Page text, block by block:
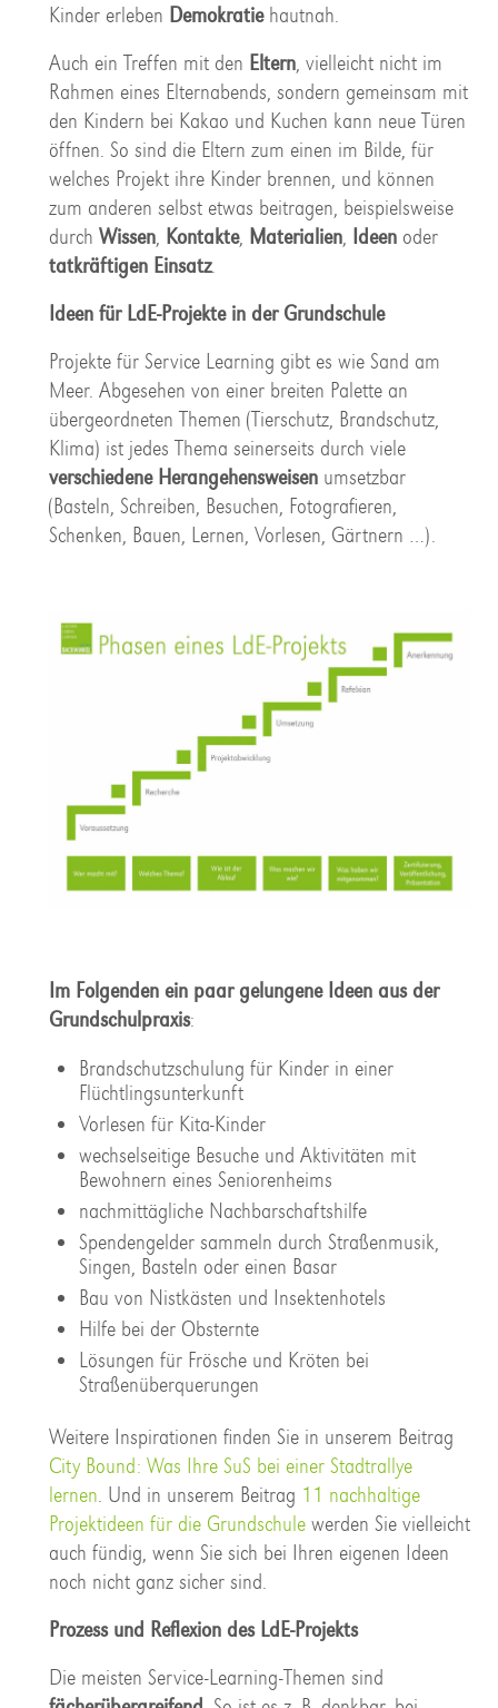
Kinder erleben Demokratiehautnah.
Auch ein Treffen mit den Eltern, vielleicht nicht im
Rahmen eines Elternabends, sondern gemeinsam mit
den Kindern bei Kakao und Kuchen kann neue Türen
öffnen. So sind die Eltern zum einen im Bilde, für
welches Projekt ihre Kinder brennen, und können
zum anderen selbst etwas beitragen, beispielsweise
durch Wissen, Kontakte, Materialien, Ideenoder
tatkräftigen Einsatz.
Ideen für LdE-Projekte in der Grundschule
Projekte für Service Learning gibt es wie Sand am
Meer. Abgesehen von einer breiten Palette an
übergeordneten Themen (Tierschutz, Brandschutz,
Klima) ist jedes Thema seinerseits durch viele
verschiedene Herangehensweisenumsetzbar
(Basteln, Schreiben, Besuchen, Fotografieren,
Schenken, Bauen, Lernen, Vorlesen, Gärtnern …).
Im Folgenden ein paar gelungene Ideen aus der
Grundschulpraxis:
Brandschutzschulung für Kinder in einer
Flüchtlingsunterkunft
Vorlesen für Kita-Kinder
wechselseitige Besuche und Aktivitäten mit
Bewohnern eines Seniorenheims
nachmittägliche Nachbarschaftshilfe
Spendengelder sammeln durch Straßenmusik,
Singen, Basteln oder einen Basar
Bau von Nistkästen und Insektenhotels
Hilfe bei der Obsternte
Lösungen für Frösche und Kröten bei
Straßenüberquerungen
Weitere Inspirationen finden Sie in unserem Beitrag
City Bound: Was Ihre SuS bei einer Stadtrallye
lernen. Und in unserem Beitrag 11 nachhaltige
Projektideen für die Grundschulewerden Sie vielleicht
auch fündig, wenn Sie sich bei Ihren eigenen Ideen
noch nicht ganz sicher sind.
Prozess und Reflexion des LdE-Projekts
Die meisten Service-Learning-Themen sind